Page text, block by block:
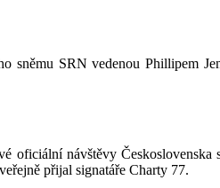
sněmu SRN vedenou Phillipem
návštěvy
přijal signatáře Charty 77.